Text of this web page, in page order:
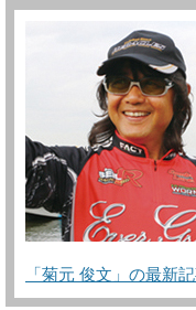
「菊元 俊文」の最新